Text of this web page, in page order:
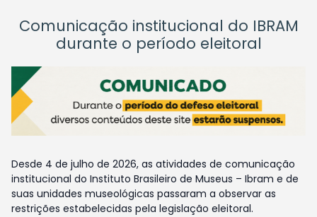
Comunicação institucional do IBRAM
durante o período eleitoral
Desde 4 de julho de 2026, as atividades de comunicação
institucional do Instituto Brasileiro de Museus – Ibram e de
suas unidades museológicas passaram a observar as
restrições estabelecidas pela legislação eleitoral.